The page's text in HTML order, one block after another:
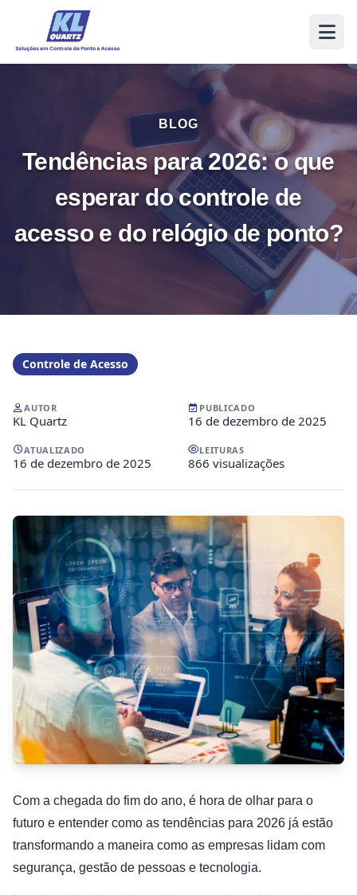
BLOG
Tendências para 2026: o que
esperar do controle de
acesso e do relógio de ponto?
Controle de Acesso
AUTOR
KL Quartz
PUBLICADO
16 de dezembro de 2025
ATUALIZADO
16 de dezembro de 2025
LEITURAS
866 visualizações
Com a chegada do fim do ano, é hora de olhar para o
futuro e entender como as tendências para 2026 já estão
transformando a maneira como as empresas lidam com
segurança, gestão de pessoas e tecnologia.